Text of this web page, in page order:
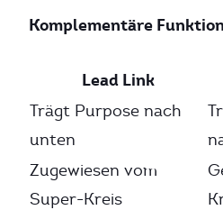
Komplementäre
Lead Link
Trägt Purpose nach
unten
Zugewiesen vom
Super-Kreis